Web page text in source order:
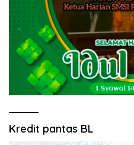
Kredit pantas BL